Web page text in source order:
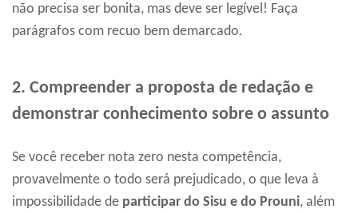
não precisa ser bonita, mas deve ser legível! Faça
parágrafos com recuo bem demarcado.
2. Compreender a proposta de redação e
demonstrar conhecimento sobre o assunto
Se você receber nota zero nesta competência,
provavelmente o todo será prejudicado, o que leva à
impossibilidade de participar do Sisu e do Prouni, além